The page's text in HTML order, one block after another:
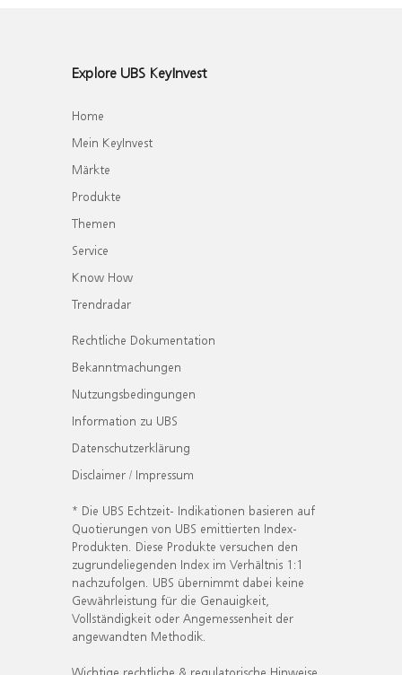
Explore UBS KeyInvest
Home
Mein KeyInvest
Märkte
Produkte
Themen
Service
Know How
Trendradar
Rechtliche Dokumentation
Bekanntmachungen
Nutzungsbedingungen
Information zu UBS
Datenschutzerklärung
Disclaimer / Impressum
* Die UBS Echtzeit- Indikationen basieren auf
Quotierungen von UBS emittierten Index-
Produkten. Diese Produkte versuchen den
zugrundeliegenden Index im Verhältnis 1:1
nachzufolgen. UBS übernimmt dabei keine
Gewährleistung für die Genauigkeit,
Vollständigkeit oder Angemessenheit der
angewandten Methodik.